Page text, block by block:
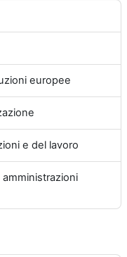
europee
e del lavoro